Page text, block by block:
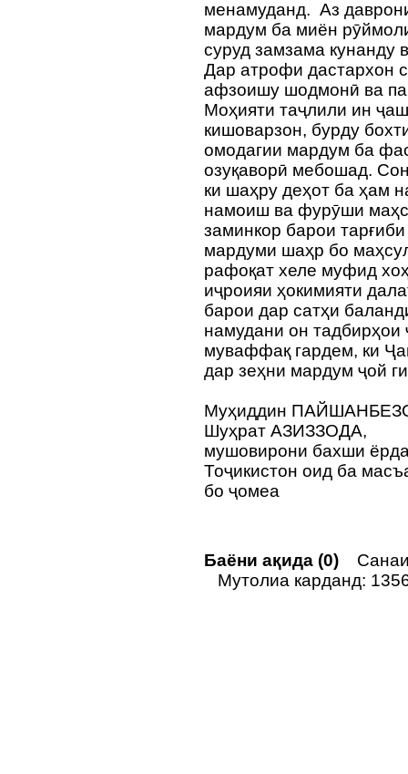
менамуданд. Аз
мардум ба миён
суруд замзама кунанду
Дар атрофи дастархон
афзоишу шодмонӣ ва
Моҳияти таҷлили ин
кишоварзон, бурду
омодагии мардум ба
озуқаворӣ мебошад.
ки шаҳру деҳот ба ҳам
намоиш ва фурӯши
заминкор барои
мардуми шаҳр бо
рафоқат хеле муфид
иҷроияи ҳокимияти
барои дар сатҳи
намудани он
муваффақ гардем, ки
дар зеҳни мардум ҷой
Муҳиддин
Шуҳрат АЗИЗЗОДА,
мушовирони бахши
Тоҷикистон оид ба
бо ҷомеа
Баёни ақида (0)
Мутолиа карданд: